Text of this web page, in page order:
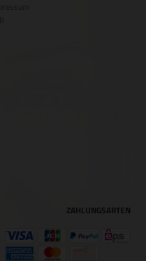
ZAHLUNGSARTEN